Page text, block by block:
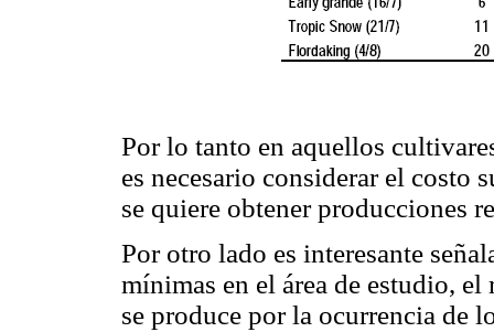
Por lo tanto en aquellos
es necesario considerar el costo
se quiere obtener producciones
Por otro lado es interesante
mínimas en el área de estudio,
se produce por la ocurrencia de